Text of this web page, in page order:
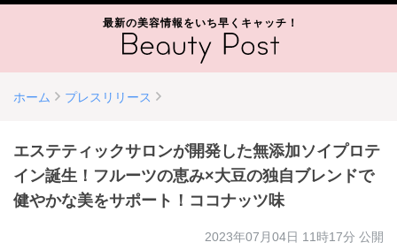
最新の美容情報をいち早くキャッチ！
ホーム プレスリリース
エステティックサロンが開発した無添加ソイプロテ
イン誕生！フルーツの恵み×大豆の独自ブレンドで
健やかな美をサポート！ココナッツ味
2023年07月04日 11時17分 公開